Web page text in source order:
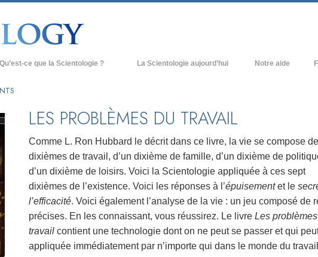
Qu’est-ce que la Scientologie ?
et pratiques
un scientologue
d’une église
principes de base de la Scientologie
: Une introduction
et haine –
ce que la grandeur ?
La Scientologie aujourd’hui
Base à terre de Flag
Freewinds
Apporter la Scientologie au monde
entier
David Miscavige - Chef ecclésiastique
de la Scientologie
Notre aide
LES PROBLÈMES DU TRAVAIL
Comme L. Ron Hubbard le décrit dans ce livre, la vie se compose
dixièmes de travail, d’un dixième de famille, d’un dixième de
d’un dixième de loisirs. Voici la Scientologie appliquée à ces sept
dixièmes de l’existence. Voici les réponses à l’épuisementet le
l’efficacité. Voici également l’analyse de la vie : un jeu composé de
précises. En les connaissant, vous réussirez. Le livre Les
travail contient une technologie dont on ne peut se passer et qui
appliquée immédiatement par n’importe qui dans le monde du